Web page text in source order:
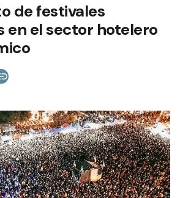
de festivales
en el sector hotelero